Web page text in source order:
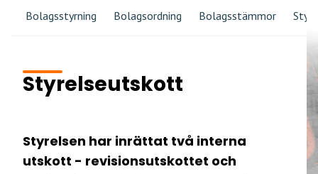
Bolagsstyrning Bolagsordning Bolagsstämmor
Styrelseutskott
Styrelsen har inrättat två interna
utskott - revisionsutskottet och